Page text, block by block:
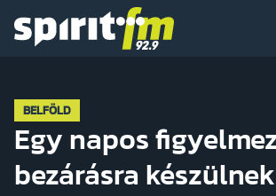
BELFÖLD
Egy napos
bezárásra